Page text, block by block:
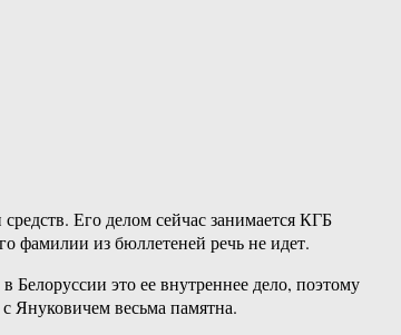
Его делом сейчас занимается КГБ
фамилии из бюллетеней речь не идет.
это ее внутреннее дело, поэтому
Януковичем весьма памятна.